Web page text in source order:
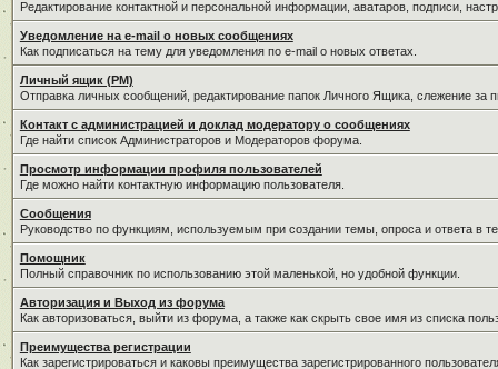
Редактирование контактной и персональной информации, аватаров, подписи,
Уведомление на e-mail о новых сообщениях
Как подписаться на тему для уведомления по e-mail о новых ответах.
Личный ящик (PM)
Отправка личных сообщений, редактирование папок Личного Ящика, слежение
Контакт с администрацией и доклад модератору о сообщениях
Где найти список Администраторов и Модераторов форума.
Просмотр информации профиля пользователей
Где можно найти контактную информацию пользователя.
Сообщения
Руководство по функциям, используемым при создании темы, опроса и ответа в
Помощник
Полный справочник по использованию этой маленькой, но удобной функции.
Авторизация и Выход из форума
Как авторизоваться, выйти из форума, а также как скрыть свое имя из списка
Преимущества регистрации
Как зарегистрироваться и каковы преимущества зарегистрированного